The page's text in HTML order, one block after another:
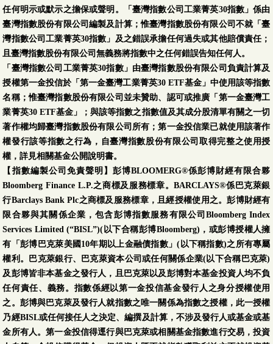
任何明示或默示之擔保或聲明。「臺灣指數公司工業菁英30指數」係由
臺灣指數股份有限公司編製及計算；惟臺灣指數股份有限公司不就「臺
灣指數公司工業菁英30指數」及之錯誤承擔任何過失或其他賠償責任；
且臺灣指數股份有限公司無義務將指數中之任何錯誤告知任何人。
「臺灣指數公司工業菁英30指數」由臺灣指數股份有限公司負責計算及
授權第一金投信於「第一金臺灣工業菁英30 ETF基金」中使用該等指數
名稱；惟臺灣指數股份有限公司並未贊助、認可或推廣「第一金臺灣工
業菁英30 ETF基金」；與該等指數之指數值及其成分股清單有關之一切
著作權均歸臺灣指數股份有限公司所有；第一金投信業已就使用該著作
權發行該等指數之行為，自臺灣指數股份有限公司取得完整之使用授
權，詳見相關基金公開說明書。
【指數編製公司免責聲明】彭博BLOOMERG®係彭博財經有限合夥
Bloomberg Finance L.P.之商標及服務標章。BARCLAYS®係巴克萊銀
行Barclays Bank Plc之商標及服務標章，且經授權使用之。彭博財經有
限合夥與其關係企業，包含彭博指數服務有限公司Bloomberg Index
Services Limited (“BISL”)(以下合稱彭博Bloomberg)，或彭博授權人擁
有「彭博巴克萊美國10年期以上金融債指數」(以下稱指數)之所有專屬
權利。巴克萊銀行、巴克萊資本公司或任何關係企業(以下合稱巴克萊)
及彭博皆非本基金之發行人，且巴克萊以及彭博對本基金投資人均不負
任何責任、義務。指數係經以第一金投信基金發行人之身分授權使用
之。彭博與巴克萊及發行人就指數之唯一關係為指數之授權，此一授權
乃經BISL或任何接任人之決定、編撰及計算，不涉及發行人或基金或基
金所有人。第一金投信得逕行與巴克萊或相關基金指數進行交易，投資